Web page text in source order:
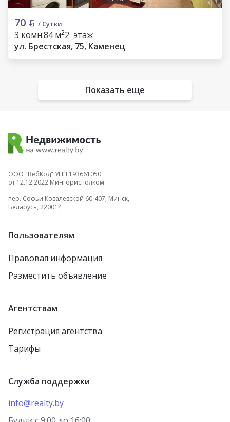
70 / Сутки
3 комн.84 м22 этаж
ул. Брестская, 75, Каменец
Показать еще
ООО "ВебКод" УНП 193661050
от 12.12.2022 Мингорисполком
пер. Софьи Ковалевской 60-407, Минск,
Беларусь, 220014
Пользователям
Правовая информация
Разместить объявление
Агентствам
Регистрация агентства
Тарифы
Служба поддержки
info@realty.by